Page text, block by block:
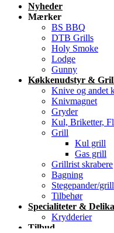
Nyheder
Mærker
BS BBQ
DTB Grills
Holy Smoke
Lodge
Gunny
Køkkenudstyr &
Knive og andet
Knivmagnet
Gryder
Kul, Briketter,
Grill
Kul grill
Gas grill
Grillrist skrabere
Bagning
Stegepander/
Tilbehør
Specialiteter &
Krydderier
Tilbud